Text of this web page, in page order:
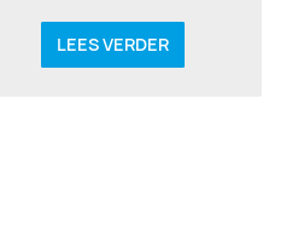
LEES VERDER